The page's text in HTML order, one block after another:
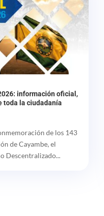
información oficial,
toda la ciudadanía
de los 143
de Cayambe, el
Descentralizado...